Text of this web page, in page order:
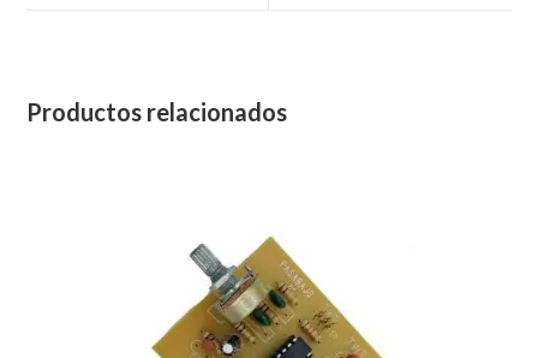
Productos relacionados